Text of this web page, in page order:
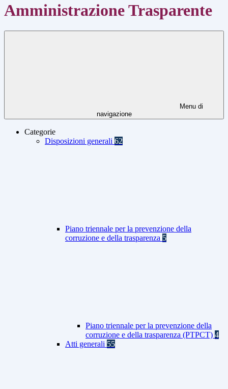
Amministrazione Trasparente
Menu di
navigazione
Categorie
Disposizioni generali 62
Piano triennale per la prevenzione della
corruzione e della trasparenza 5
Piano triennale per la prevenzione della
corruzione e della trasparenza (PTPCT) 4
Atti generali 55